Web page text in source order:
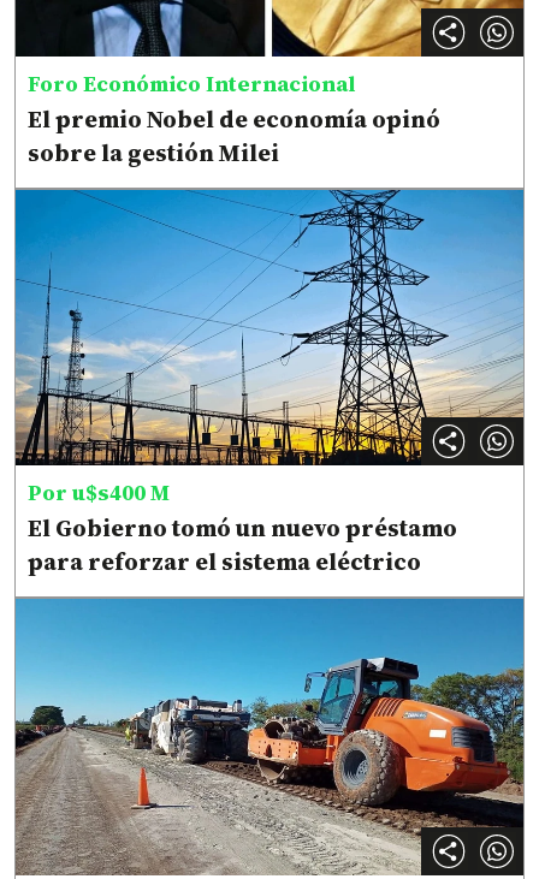
Foro Económico Internacional
El premio Nobel de economía opinó
sobre la gestión Milei
Por u$s400 M
El Gobierno tomó un nuevo préstamo
para reforzar el sistema eléctrico